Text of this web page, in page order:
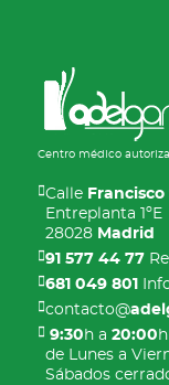
Centro médico
Calle Francisco
Entreplanta 1ºE
28028 Madrid
91 577 44 77
681 049 801
contacto@
9:30 h a20:00 h
de Lunes a
Sábados